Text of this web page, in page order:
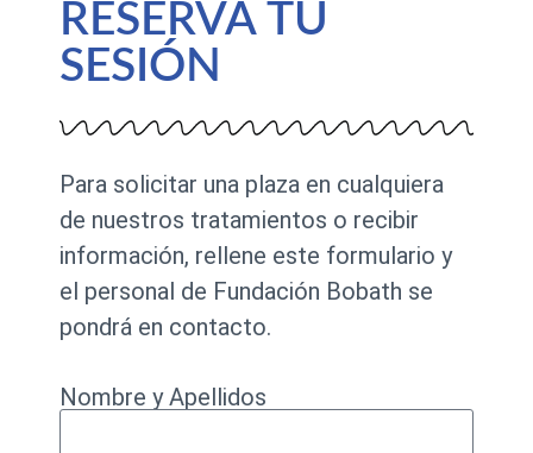
RESERVA TU
SESIÓN
Para solicitar una plaza en cualquiera
de nuestros tratamientos o recibir
información, rellene este formulario y
el personal de Fundación Bobath se
pondrá en contacto.
Nombre y Apellidos